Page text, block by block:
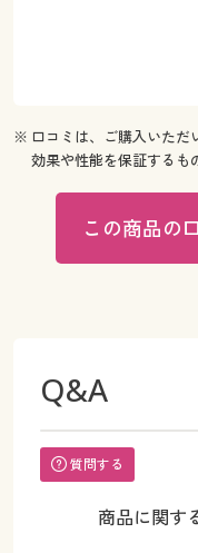
※ 口コミは、ご購入いただ
効果や性能を保証するも
この商品の
Q&A
質問する
商品に関す